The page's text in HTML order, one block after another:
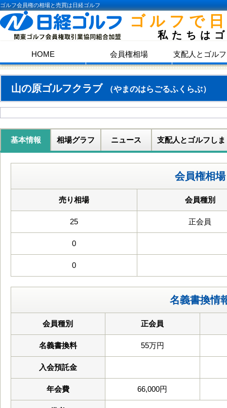
ゴルフ会員権の相場と売買は日経ゴルフ
ゴルフで
私たちは
HOME 会員権相場 支配人とゴル
山の原ゴルフクラブ （やまのはらごるふくらぶ）
基本情報 相場グラフ ニュース 支配人とゴルフしま
会員権相場
売り相場 会員種別
25 正会員
0
0
名義書換情
会員種別 正会員
名義書換料 55万円
入会預託金
年会費 66,000円